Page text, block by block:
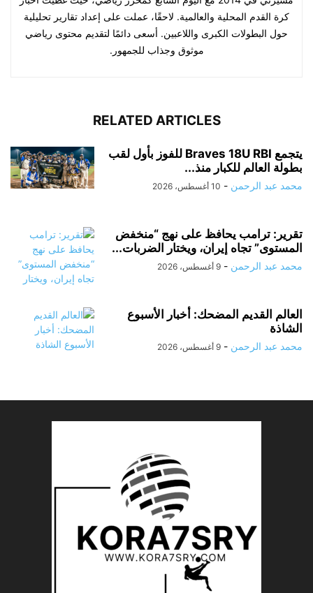
كرة القدم المحلية والعالمية. لاحقًا، عملت على إعداد تقارير تحليلية
حول البطولات الكبرى واللاعبين. أسعى دائمًا لتقديم محتوى رياضي
موثوق وجذاب للجمهور.
RELATED ARTICLES
يتجمع Braves 18U RBI للفوز بأول لقب
بطولة العالم للكبار منذ...
محمد عبد الرحمن - 10 أغسطس، 2026
تقرير: ترامب يحافظ على نهج “منخفض
المستوى” تجاه إيران، ويختار الضربات...
محمد عبد الرحمن - 9 أغسطس، 2026
العالم القديم المضحك: أخبار الأسبوع
الشاذة
محمد عبد الرحمن - 9 أغسطس، 2026